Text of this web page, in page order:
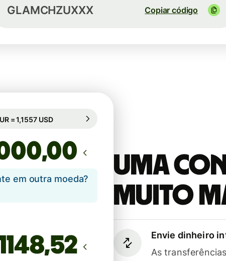
GLAMCHZUXXX Copiar código
Uma
muito
Envie dinheiro
As
garantido por 36h
,00
em outra moeda?